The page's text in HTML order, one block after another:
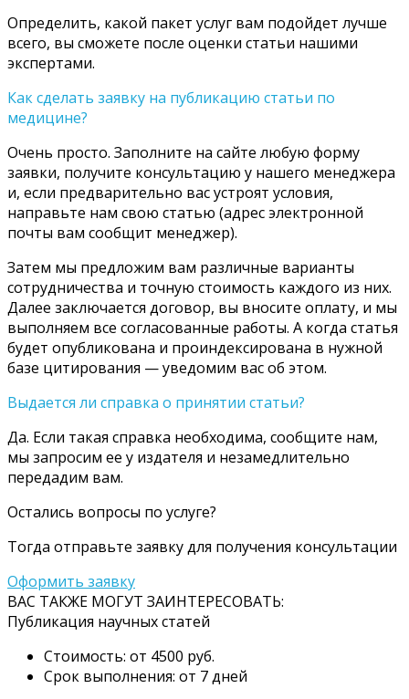
Определить, какой пакет услуг вам подойдет лучше
всего, вы сможете после оценки статьи нашими
экспертами.
Как сделать заявку на публикацию статьи по
медицине?
Очень просто. Заполните на сайте любую форму
заявки, получите консультацию у нашего менеджера
и, если предварительно вас устроят условия,
направьте нам свою статью (адрес электронной
почты вам сообщит менеджер).
Затем мы предложим вам различные варианты
сотрудничества и точную стоимость каждого из них.
Далее заключается договор, вы вносите оплату, и мы
выполняем все согласованные работы. А когда статья
будет опубликована и проиндексирована в нужной
базе цитирования — уведомим вас об этом.
Выдается ли справка о принятии статьи?
Да. Если такая справка необходима, сообщите нам,
мы запросим ее у издателя и незамедлительно
передадим вам.
Остались вопросы по услуге?
Тогда отправьте заявку для получения консультации
Оформить заявку
ВАС ТАКЖЕ МОГУТ ЗАИНТЕРЕСОВАТЬ:
Публикация научных статей
Стоимость: от 4500 руб.
Срок выполнения: от 7 дней